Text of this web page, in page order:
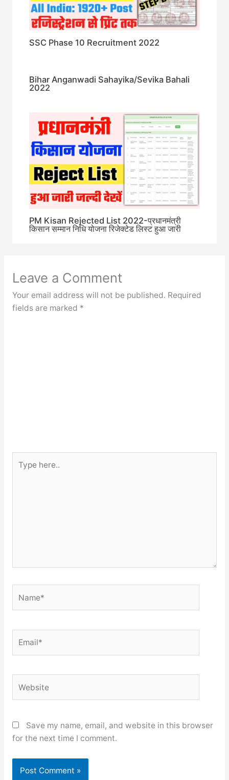
SSC Phase 10 Recruitment 2022
Bihar Anganwadi Sahayika/Sevika Bahali
2022
PM Kisan Rejected List 2022-प्रधानमंत्री
किसान सम्मान निधि योजना रिजेक्टेड लिस्ट हुआ जारी
Leave a Comment
Your email address will not be published. Required
fields are marked *
here..
Save my name, email, and website in this browser
for the next time I comment.